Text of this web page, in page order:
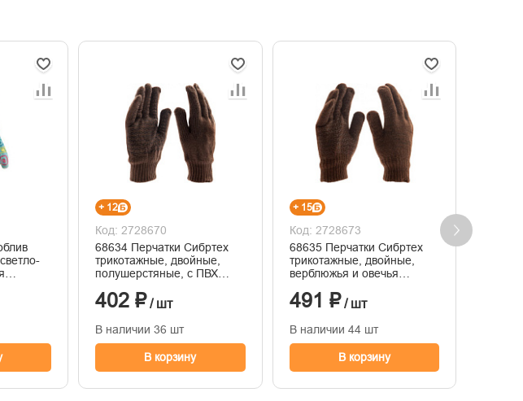
+ 12
Код: 2728670
68634 Перчатки Сибртех
трикотажные, двойные,
полушерстяные, с ПВХ
402 ₽ / шт
В наличии 36 шт
В корзину
+ 15
Код: 2728673
68635 Перчатки Сибртех
трикотажные, двойные,
верблюжья и овечья
Россия
491 ₽/ шт
В наличии 44 шт
В корзину